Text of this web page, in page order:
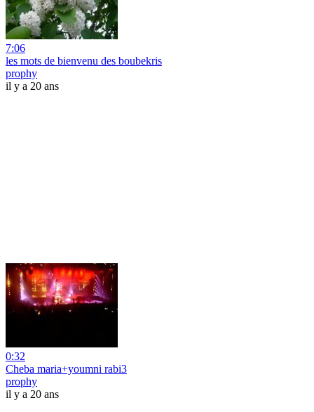
7:06
les mots de bienvenu des boubekris
prophy
il y a 20 ans
0:32
Cheba maria+youmni rabi3
prophy
il y a 20 ans